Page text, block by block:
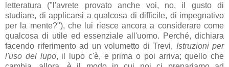
letteratura ("l'avrete provato anche voi, no, il gusto di
studiare, di applicarsi a qualcosa di difficile, di impegnativo
per la mente?"), che lui riesce ancora a considerare come
qualcosa di utile ed essenziale all'uomo. Perché, dichiara
facendo riferimento ad un volumetto di Trevi, Istruzioni per
l'uso del lupo, il lupo c'è, e prima o poi arriva; quello che